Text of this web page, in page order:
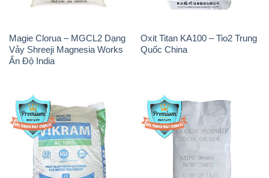
Magie Clorua – MGCL2 Dạng
Vảy Shreeji Magnesia Works
Ấn Độ India
Oxit Titan KA100 – Tio2 Trung
Quốc China